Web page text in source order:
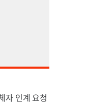
자 인계 요청